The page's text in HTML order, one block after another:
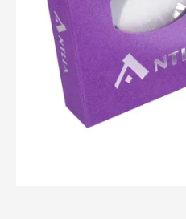
Accessoires pour montures
Pièces détachées